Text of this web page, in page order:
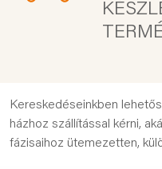
Kereskedéseinkben
házhoz szállítással kérni,
fázisaihoz ütemezetten,